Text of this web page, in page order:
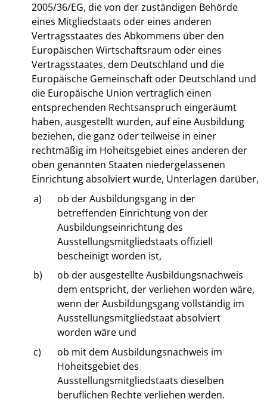
2005/36/EG, die von der zuständigen Behörde
eines Mitgliedstaats oder eines anderen
Vertragsstaates des Abkommens über den
Europäischen Wirtschaftsraum oder eines
Vertragsstaates, dem Deutschland und die
Europäische Gemeinschaft oder Deutschland und
die Europäische Union vertraglich einen
entsprechenden Rechtsanspruch eingeräumt
haben, ausgestellt wurden, auf eine Ausbildung
beziehen, die ganz oder teilweise in einer
rechtmäßig im Hoheitsgebiet eines anderen der
oben genannten Staaten niedergelassenen
Einrichtung absolviert wurde, Unterlagen darüber,
a)
ob der Ausbildungsgang in der
betreffenden Einrichtung von der
Ausbildungseinrichtung des
Ausstellungsmitgliedstaats offiziell
bescheinigt worden ist,
b)
ob der ausgestellte Ausbildungsnachweis
dem entspricht, der verliehen worden wäre,
wenn der Ausbildungsgang vollständig im
Ausstellungsmitgliedstaat absolviert
worden wäre und
c)
ob mit dem Ausbildungsnachweis im
Hoheitsgebiet des
Ausstellungsmitgliedstaats dieselben
beruflichen Rechte verliehen werden.